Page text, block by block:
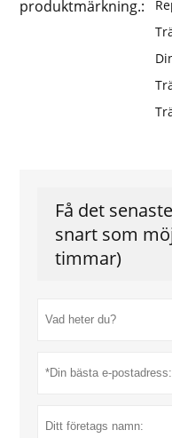
produktmärkning.:
Få det
snart som
timmar)